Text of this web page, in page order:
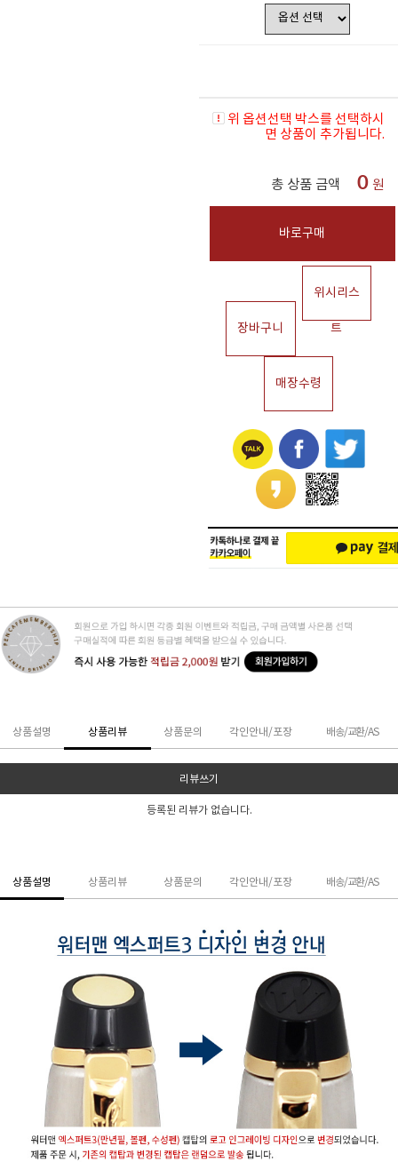
위 옵션선택 박스를 선택하시
면 상품이 추가됩니다.
총 상품 금액 0 원
바로구매
장바구니
위시리스
트
매장수령
상품설명 상품리뷰 상품문의 각인안내/포장 배송/교환/AS
리뷰쓰기
등록된 리뷰가 없습니다.
상품설명 상품리뷰 상품문의 각인안내/포장 배송/교환/AS